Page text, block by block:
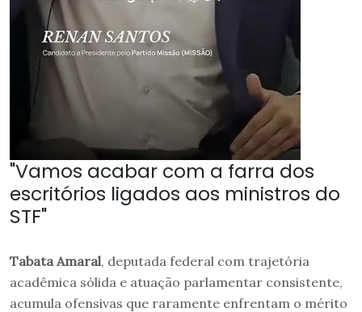
"Vamos acabar com a farra dos
escritórios ligados aos ministros do
STF"
Tabata Amaral, deputada federal com trajetória
acadêmica sólida e atuação parlamentar consistente,
acumula ofensivas que raramente enfrentam o mérito